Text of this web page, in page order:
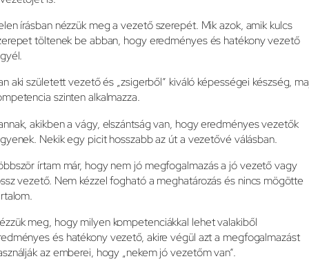
írásban nézzük meg a vezető szerepét. Mik azok, amik kulcs
töltenek be abban, hogy eredményes és hatékony vezető
aki született vezető és „zsigerből” kiváló képességei készség,
szinten alkalmazza.
akikben a vágy, elszántság van, hogy eredményes vezetők
Nekik egy picit hosszabb az út a vezetővé válásban.
írtam már, hogy nem jó megfogalmazás a jó vezető vagy
vezető. Nem kézzel fogható a meghatározás és nincs mögötte
meg, hogy milyen kompetenciákkal lehet valakiből
és hatékony vezető, akire végül azt a megfogalmazást
az emberei, hogy „nekem jó vezetőm van”.